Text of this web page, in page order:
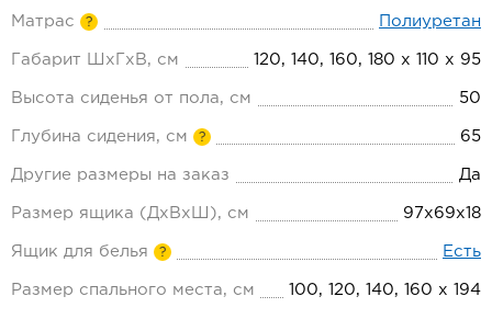
Матрас ? Полиуретан
Габарит ШхГхВ, см 120, 140, 160, 180 х 110 х 95
Высота сиденья от пола, см 50
Глубина сидения, см ? 65
Другие размеры на заказ Да
Размер ящика (ДхВхШ), см 97x69x18
Ящик для белья ? Есть
Размер спального места, см 100, 120, 140, 160 х 194